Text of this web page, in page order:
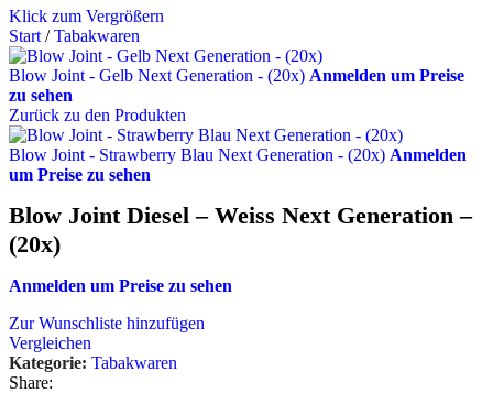
Klick zum Vergrößern
Start / Tabakwaren
Blow Joint - Gelb Next Generation - (20x) Anmelden um Preise
zu sehen
Zurück zu den Produkten
Blow Joint - Strawberry Blau Next Generation - (20x) Anmelden
um Preise zu sehen
Blow Joint Diesel – Weiss Next Generation –
(20x)
Anmelden um Preise zu sehen
Zur Wunschliste hinzufügen
Vergleichen
Kategorie: Tabakwaren
Share: